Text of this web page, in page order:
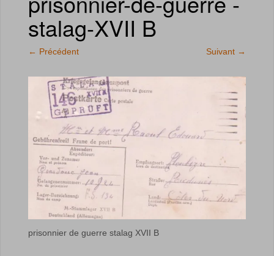
stalag-XVII B
← Précédent Suivant →
prisonnier de guerre stalag XVII B